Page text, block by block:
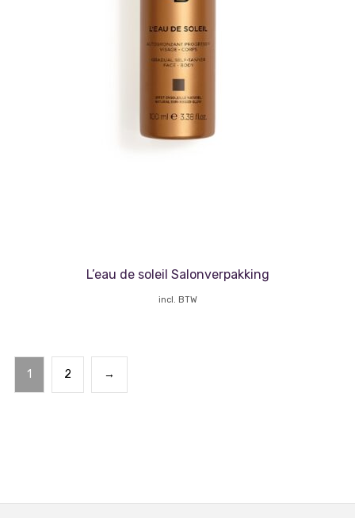
L’eau de soleil Salonverpakking
incl. BTW
1 2 →